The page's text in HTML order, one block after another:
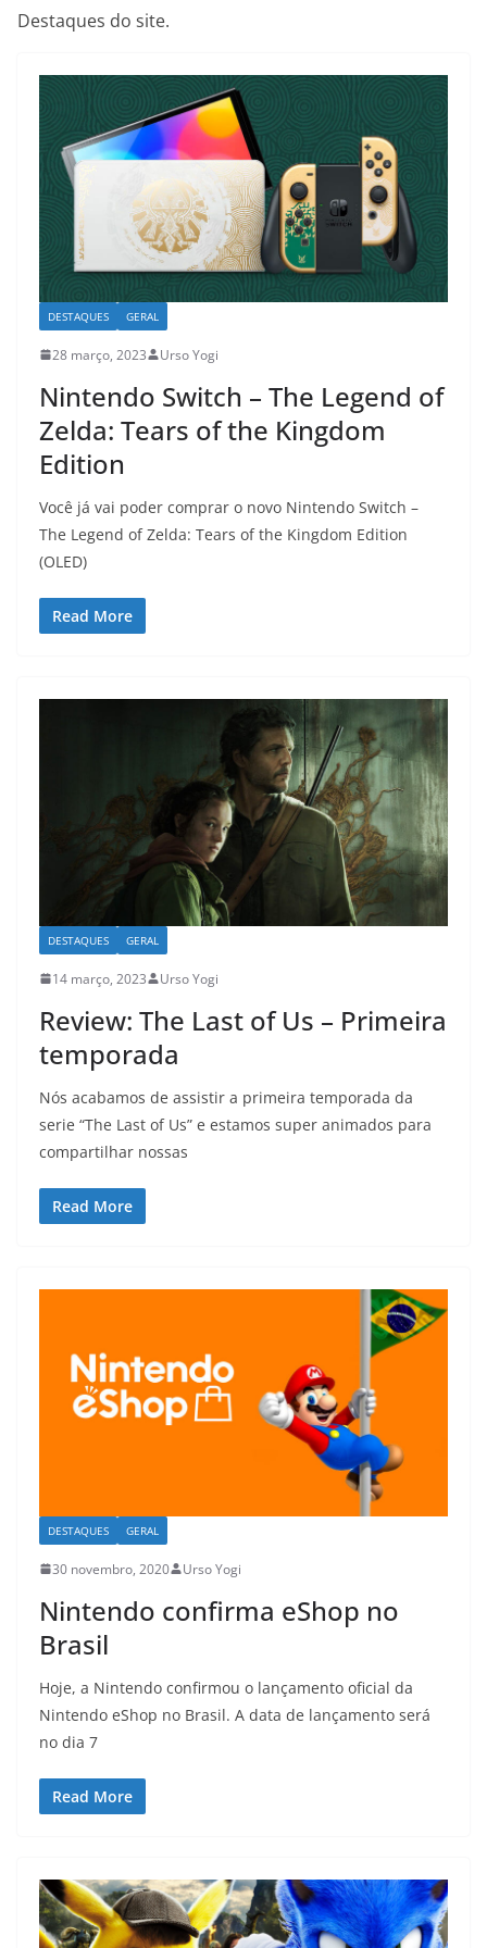
Destaques do site.
DESTAQUES GERAL
28 março, 2023 Urso Yogi
Nintendo Switch – The Legend of
Zelda: Tears of the Kingdom
Edition
Você já vai poder comprar o novo Nintendo Switch –
The Legend of Zelda: Tears of the Kingdom Edition
(OLED)
Read More
DESTAQUES GERAL
14 março, 2023 Urso Yogi
Review: The Last of Us – Primeira
temporada
Nós acabamos de assistir a primeira temporada da
serie “The Last of Us” e estamos super animados para
compartilhar nossas
Read More
DESTAQUES GERAL
30 novembro, 2020 Urso Yogi
Nintendo confirma eShop no
Brasil
Hoje, a Nintendo confirmou o lançamento oficial da
Nintendo eShop no Brasil. A data de lançamento será
no dia 7
Read More